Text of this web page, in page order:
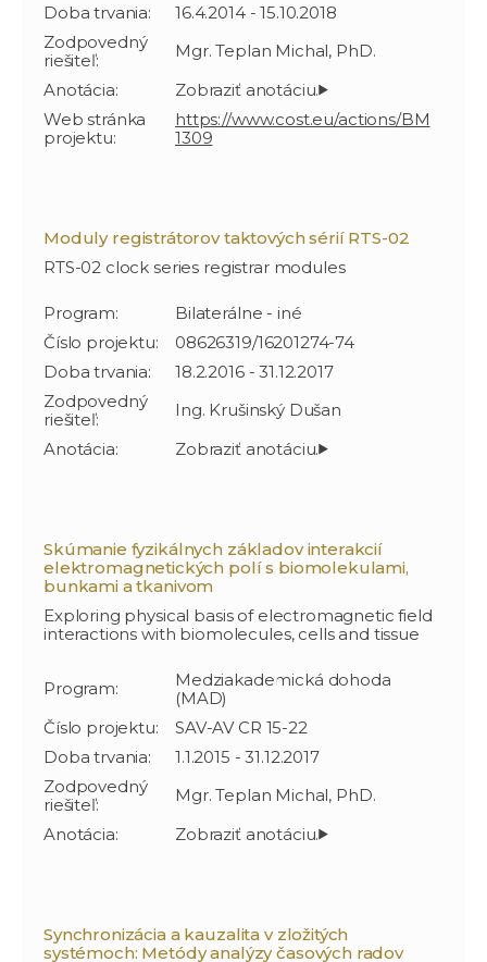
Doba trvania:
16.4.2014 - 15.10.2018
Zodpovedný
riešiteľ:
Mgr. Teplan Michal, PhD.
Anotácia:
Web stránka
projektu:
https://www.cost.eu/actions/BM
1309
Moduly registrátorov taktových sérií RTS-02
RTS-02 clock series registrar modules
Program:
Bilaterálne - iné
Číslo projektu:
08626319/16201274-74
Doba trvania:
18.2.2016 - 31.12.2017
Zodpovedný
riešiteľ:
Ing. Krušinský Dušan
Anotácia:
Skúmanie fyzikálnych základov interakcií
elektromagnetických polí s biomolekulami,
bunkami a tkanivom
Exploring physical basis of electromagnetic field
interactions with biomolecules, cells and tissue
Program:
Medziakademická dohoda
(MAD)
Číslo projektu:
SAV-AV CR 15-22
Doba trvania:
1.1.2015 - 31.12.2017
Zodpovedný
riešiteľ:
Mgr. Teplan Michal, PhD.
Anotácia:
Synchronizácia a kauzalita v zložitých
systémoch: Metódy analýzy časových radov